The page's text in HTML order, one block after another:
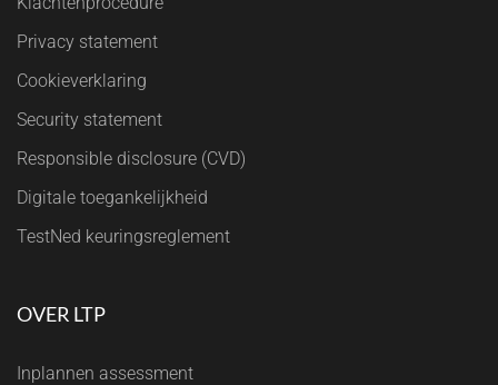
Privacy statement
Cookieverklaring
Security statement
Responsible disclosure (CVD)
Digitale toegankelijkheid
TestNed keuringsreglement
OVER LTP
Inplannen assessment